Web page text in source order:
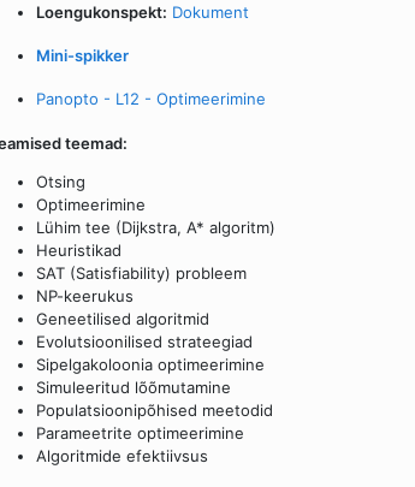
Loengukonspekt: Dokument
Mini-spikker
Panopto - L12 - Optimeerimine
teemad:
Otsing
Optimeerimine
Lühim tee (Dijkstra, A* algoritm)
Heuristikad
SAT (Satisfiability) probleem
NP-keerukus
Geneetilised algoritmid
Evolutsioonilised strateegiad
Sipelgakoloonia optimeerimine
Simuleeritud lõõmutamine
Populatsioonipõhised meetodid
Parameetrite optimeerimine
Algoritmide efektiivsus